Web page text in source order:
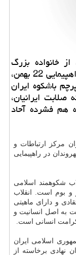
خانواده بزرگ
شهرداری تهران دعوت كرد ا حضور در راهپیمایی 22 بهمن،
باشكوه ایران
ایرانیان،
هم فشرده آحاد
مركز ارتباطات و
در راهپیمایی
شكوهمند اسلامی
و بوم است. انقلاب
و دارای ماهیتی
به اصل انسانیت و
انسانی است.
اسلامی ایران
نهادی برخاسته از